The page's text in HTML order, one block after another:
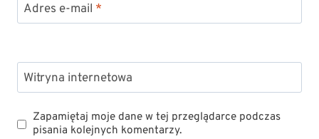
Adres e-mail *
Witryna internetowa
Zapamiętaj moje dane w tej przeglądarce podczas
pisania kolejnych komentarzy.